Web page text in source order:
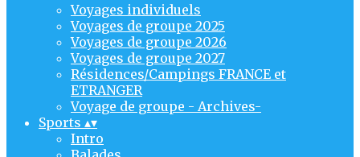
Voyages individuels
Voyages de groupe 2025
Voyages de groupe 2026
Voyages de groupe 2027
Résidences/Campings FRANCE et
ETRANGER
Voyage de groupe - Archives-
Sports ▴▾
Intro